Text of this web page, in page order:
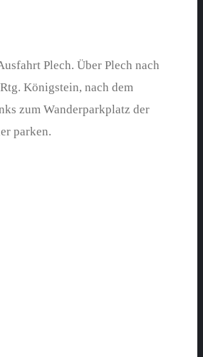
Plech. Über Plech nach
Königstein, nach dem
zum Wanderparkplatz der
parken.